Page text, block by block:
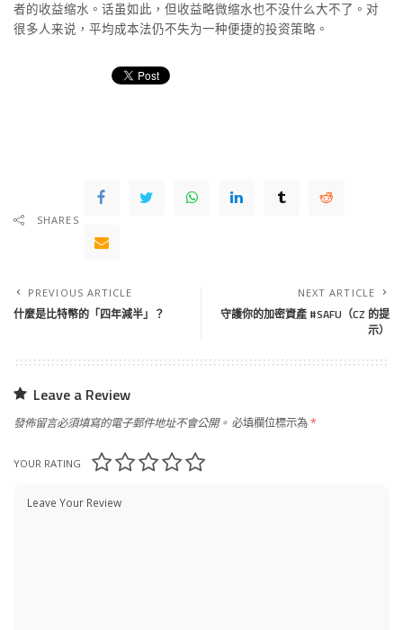
者的收益缩水。话虽如此，但收益略微缩水也不没什么大不了。对
很多人来说，平均成本法仍不失为一种便捷的投资策略。
SHARES
PREVIOUS ARTICLE
什麼是比特幣的「四年減半」？
NEXT ARTICLE
守護你的加密資產 #SAFU（CZ 的提
示）
Leave a Review
發佈留言必須填寫的電子郵件地址不會公開。 必填欄位標示為*
YOUR RATING